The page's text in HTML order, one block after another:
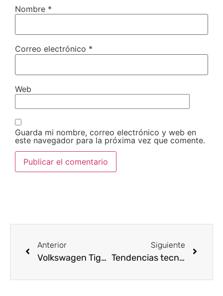
Nombre *
Correo electrónico *
Web
Guarda mi nombre, correo electrónico y web en
este navegador para la próxima vez que comente.
Anterior
Volkswagen Tiguan, un SUV de tamaño medio con tecnología avanzada
Siguiente
Tendencias tecnológicas: Cómo conectar Amazon Music a tu coche